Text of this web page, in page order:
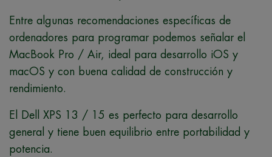
Entre algunas recomendaciones específicas de
ordenadores para programar podemos señalar el
MacBook Pro / Air, ideal para desarrollo iOS y
macOS y con buena calidad de construcción y
rendimiento.
El Dell XPS 13 / 15 es perfecto para desarrollo
general y tiene buen equilibrio entre portabilidad y
potencia.